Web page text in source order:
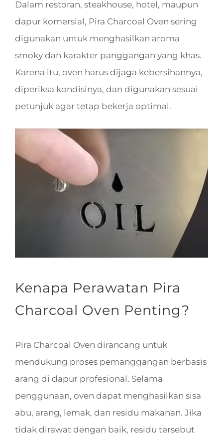
Dalam restoran, steakhouse, hotel, maupun
dapur komersial, Pira Charcoal Oven sering
digunakan untuk menghasilkan aroma
smoky dan karakter panggangan yang khas.
Karena itu, oven harus dijaga kebersihannya,
diperiksa kondisinya, dan digunakan sesuai
petunjuk agar tetap bekerja optimal.
Kenapa Perawatan Pira
Charcoal Oven Penting?
Pira Charcoal Oven dirancang untuk
mendukung proses pemanggangan berbasis
arang di dapur profesional. Selama
penggunaan, oven dapat menghasilkan sisa
abu, arang, lemak, dan residu makanan. Jika
tidak dirawat dengan baik, residu tersebut